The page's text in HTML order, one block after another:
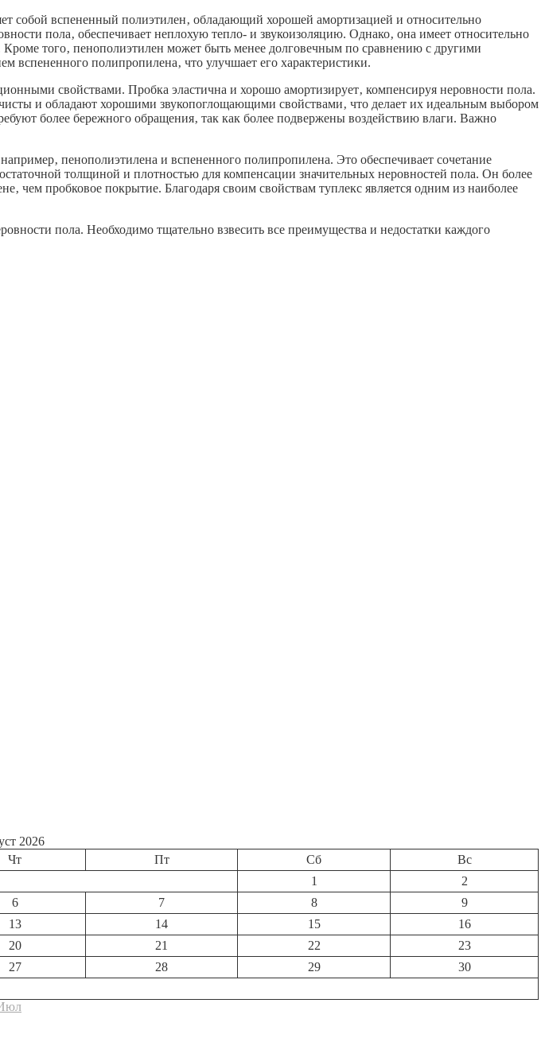
собой вспененный полиэтилен‚ обладающий хорошей амортизацией и относительно
пола‚ обеспечивает неплохую тепло- и звукоизоляцию. Однако‚ она имеет относительно
того‚ пенополиэтилен может быть менее долговечным по сравнению с другими
вспененного полипропилена‚ что улучшает его характеристики.
свойствами. Пробка эластична и хорошо амортизирует‚ компенсируя неровности пола.
и обладают хорошими звукопоглощающими свойствами‚ что делает их идеальным выбором
более бережного обращения‚ так как более подвержены воздействию влаги. Важно
пенополиэтилена и вспененного полипропилена. Это обеспечивает сочетание
толщиной и плотностью для компенсации значительных неровностей пола. Он более
чем пробковое покрытие. Благодаря своим свойствам туплекс является одним из наиболее
пола. Необходимо тщательно взвесить все преимущества и недостатки каждого
2026
Чт Пт Сб
Вс
1
2
6 7 8
9
13 14 15
16
20 21 22
23
27 28 29
30